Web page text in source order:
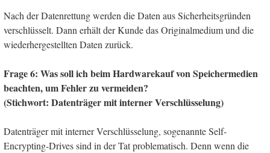
Nach der Datenrettung werden die Daten aus Sicherheitsgründen
verschlüsselt. Dann erhält der Kunde das Originalmedium und die
wiederhergestellten Daten zurück.
Frage 6: Was soll ich beim Hardwarekauf von Speichermedien
beachten, um Fehler zu vermeiden?
(Stichwort: Datenträger mit interner Verschlüsselung)
Datenträger mit interner Verschlüsselung, sogenannte Self-
Encrypting-Drives sind in der Tat problematisch. Denn wenn die